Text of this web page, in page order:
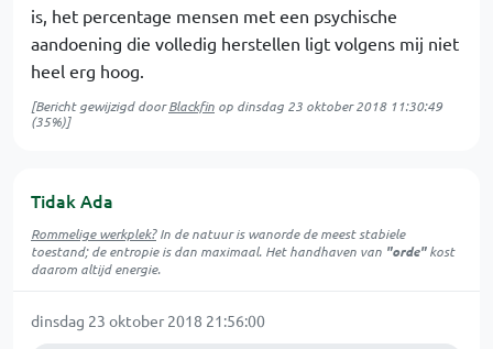
is, het percentage mensen met een psychische
aandoening die volledig herstellen ligt volgens mij niet
heel erg hoog.
[Bericht gewijzigd doorBlackfin op dinsdag 23 oktober 2018 11:30:49
(35%)]
Tidak Ada
Rommelige werkplek?In de natuur iswanordede meest stabiele
toestand; de entropie is dan maximaal. Het handhaven van "orde"kost
daarom altijd energie.
dinsdag 23 oktober 2018 21:56:00